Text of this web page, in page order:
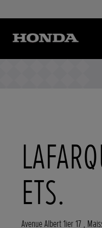
ETS.
Avenue Albert 1ier 17 ,